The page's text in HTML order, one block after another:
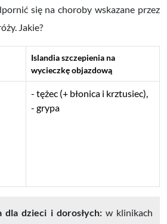
się na choroby wskazane przez
Jakie?
Islandia szczepienia na
wycieczkę objazdową
tężec (+ błonica i krztusiec),
grypa
dla dzieci i dorosłych: w klinikach